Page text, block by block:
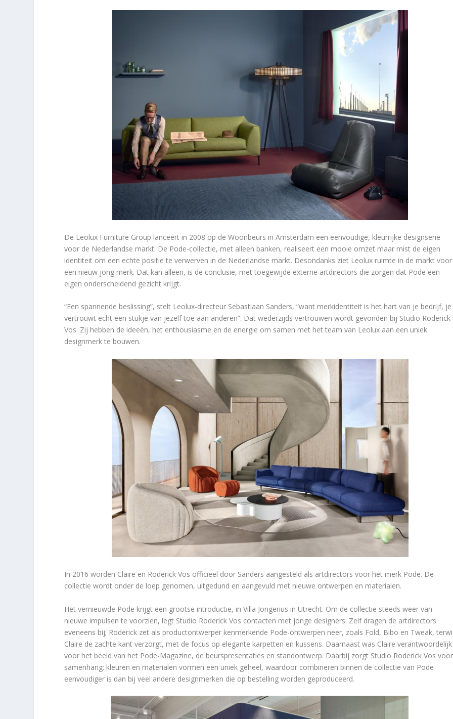
De Leolux Furniture Group lanceert in 2008 op de Woonbeurs in Amsterdam een eenvoudige, kleurrijke designserie
voor de Nederlandse markt. De Pode-collectie, met alleen banken, realiseert een mooie omzet maar mist de eigen
identiteit om een echte positie te verwerven in de Nederlandse markt. Desondanks ziet Leolux ruimte in de markt voor
een nieuw jong merk. Dat kan alleen, is de conclusie, met toegewijde externe artdirectors die zorgen dat Pode een
eigen onderscheidend gezicht krijgt.
“Een spannende beslissing”, stelt Leolux-directeur Sebastiaan Sanders, “want merkidentiteit is het hart van je bedrijf, je
vertrouwt echt een stukje van jezelf toe aan anderen”. Dat wederzijds vertrouwen wordt gevonden bij Studio Roderick
Vos. Zij hebben de ideeën, het enthousiasme en de energie om samen met het team van Leolux aan een uniek
designmerk te bouwen.
In 2016 worden Claire en Roderick Vos officieel door Sanders aangesteld als artdirectors voor het merk Pode. De
collectie wordt onder de loep genomen, uitgedund en aangevuld met nieuwe ontwerpen en materialen.
Het vernieuwde Pode krijgt een grootse introductie, in Villa Jongerius in Utrecht. Om de collectie steeds weer van
nieuwe impulsen te voorzien, legt Studio Roderick Vos contacten met jonge designers. Zelf dragen de artdirectors
eveneens bij; Roderick zet als productontwerper kenmerkende Pode-ontwerpen neer, zoals Fold, Bibo en Tweak,
Claire de zachte kant verzorgt, met de focus op elegante karpetten en kussens. Daarnaast was Claire verantwoordelijk
voor het beeld van het Pode-Magazine, de beurspresentaties en standontwerp. Daarbij zorgt Studio Roderick Vos voor
samenhang: kleuren en materialen vormen een uniek geheel, waardoor combineren binnen de collectie van Pode
eenvoudiger is dan bij veel andere designmerken die op bestelling worden geproduceerd.